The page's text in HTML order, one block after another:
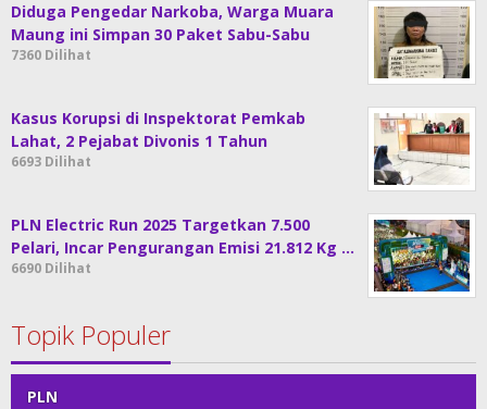
Diduga Pengedar Narkoba, Warga Muara
Maung ini Simpan 30 Paket Sabu-Sabu
7360 Dilihat
Kasus Korupsi di Inspektorat Pemkab
Lahat, 2 Pejabat Divonis 1 Tahun
6693 Dilihat
PLN Electric Run 2025 Targetkan 7.500
Pelari, Incar Pengurangan Emisi 21.812 Kg …
6690 Dilihat
Topik Populer
PLN